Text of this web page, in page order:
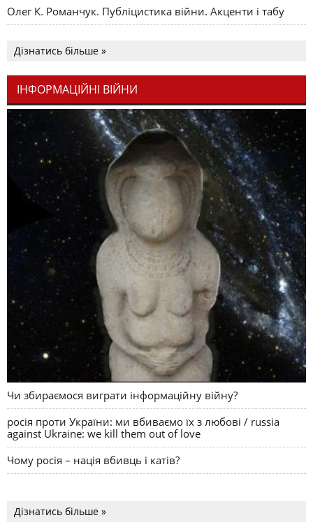
Олег К. Романчук. Публіцистика війни. Акценти і табу
Дізнатись більше »
ІНФОРМАЦІЙНІ ВІЙНИ
Чи збираємося виграти інформаційну війну?
росія проти України: ми вбиваємо їх з любові / russia
against Ukraine: we kill them out of love
Чому росія – нація вбивць і катів?
Дізнатись більше »